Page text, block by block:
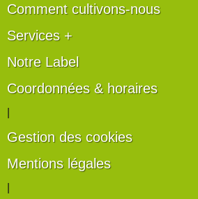
Comment cultivons-nous
Services +
Notre Label
Coordonnées & horaires
Gestion des cookies
Mentions légales